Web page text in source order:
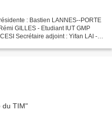
: Bastien LANNES--PORTE
GILLES - Etudiant IUT GMP
Secrétaire adjoint : Yifan LAI -